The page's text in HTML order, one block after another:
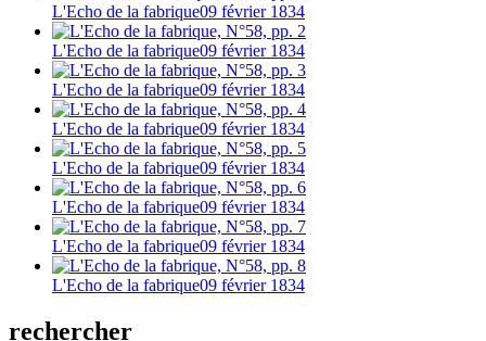
L'Echo de la fabrique09 février 1834
L'Echo de la fabrique09 février 1834
L'Echo de la fabrique09 février 1834
L'Echo de la fabrique09 février 1834
L'Echo de la fabrique09 février 1834
L'Echo de la fabrique09 février 1834
L'Echo de la fabrique09 février 1834
L'Echo de la fabrique09 février 1834
rechercher